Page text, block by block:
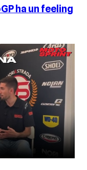
ha un feeling